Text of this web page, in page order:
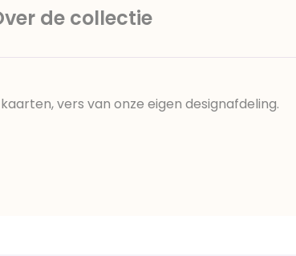
de collectie
vers van onze eigen designafdeling.